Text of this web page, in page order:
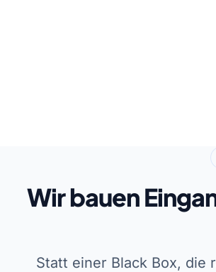
Wir bauen
Statt einer Black Box, die